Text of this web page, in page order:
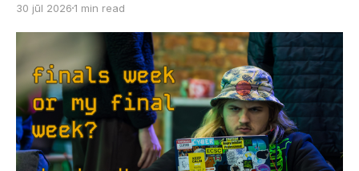
Un kas gan būtu labāks veids, kā iepazīt savu jauno
dzīvi LU EZTF datoriķu vidē, par došanos uz
leģendāro “Sējienu”? 🐱 Šī pirmsaristoteļa nometne
palīdzēs tev iegūt pirmos draugus, ieskatu studenta
30 jūl 20261 min read